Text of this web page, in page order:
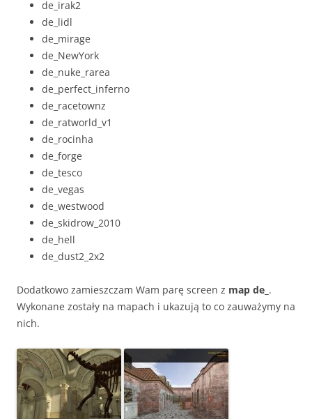
de_irak2
de_lidl
de_mirage
de_NewYork
de_nuke_rarea
de_perfect_inferno
de_racetownz
de_ratworld_v1
de_rocinha
de_forge
de_tesco
de_vegas
de_westwood
de_skidrow_2010
de_hell
de_dust2_2x2
Dodatkowo zamieszczam Wam parę screen z map de_ .
Wykonane zostały na mapach i ukazują to co zauważymy na
nich.